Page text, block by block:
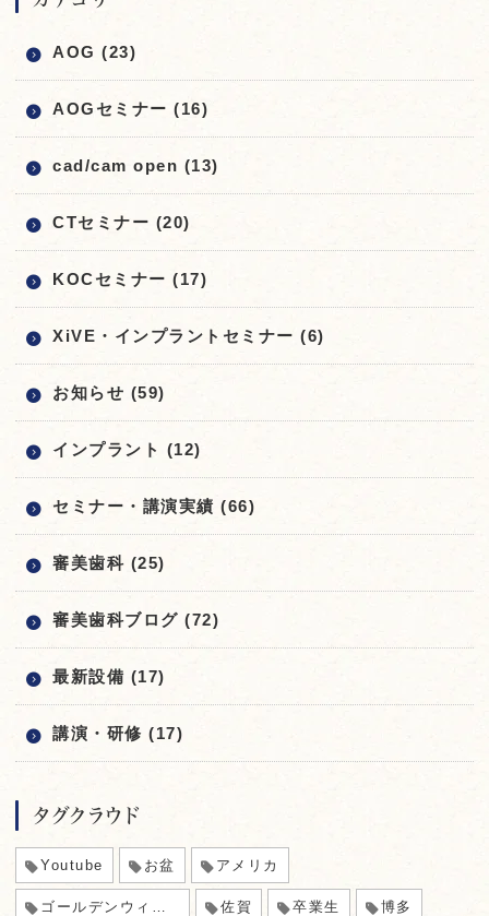
AOG (23)
AOGセミナー (16)
cad/cam open (13)
CTセミナー (20)
KOCセミナー (17)
XiVE・インプラントセミナー (6)
お知らせ (59)
インプラント (12)
セミナー・講演実績 (66)
審美歯科 (25)
審美歯科ブログ (72)
最新設備 (17)
講演・研修 (17)
タグクラウド
Youtube お盆 アメリカ
ゴールデンウィーク 佐賀 卒業生 博多